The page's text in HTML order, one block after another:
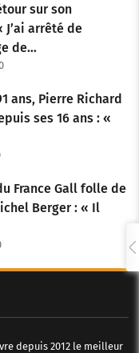
sur son
arrêté de
de…
ans, Pierre Richard
ses 16 ans : «
France Gall folle de
Berger : « Il
depuis 2012 le meilleur